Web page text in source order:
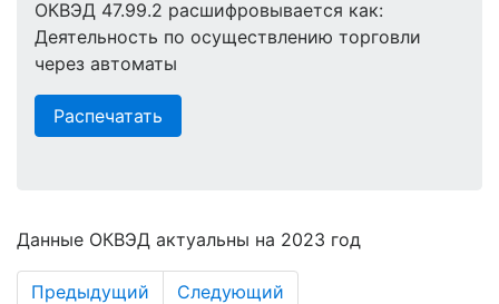
ОКВЭД 47.99.2 расшифровывается как:
Деятельность по осуществлению торговли
через автоматы
Распечатать
Данные ОКВЭД актуальны на 2023 год
Предыдущий Следующий